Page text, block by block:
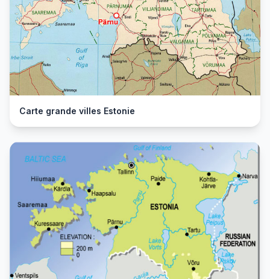
Carte grande villes Estonie